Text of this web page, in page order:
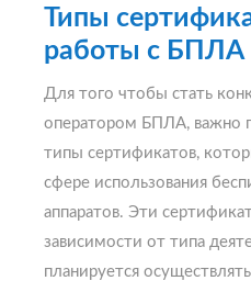
Типы
работы с БПЛА
Для того чтобы стать
оператором БПЛА, важно
типы сертификатов,
сфере использования
аппаратов. Эти
зависимости от типа
планируется